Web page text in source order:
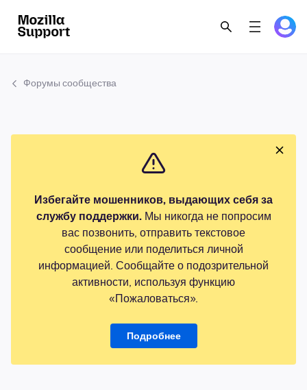
Форумы сообщества
Избегайте мошенников, выдающих себя за
службу поддержки.Мы никогда не попросим
вас позвонить, отправить текстовое
сообщение или поделиться личной
информацией. Сообщайте о подозрительной
активности, используя функцию
«Пожаловаться».
Подробнее